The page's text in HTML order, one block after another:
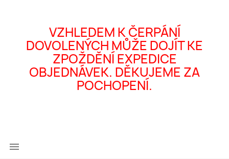
VZHLEDEM K ČERPÁNÍ
DOVOLENÝCH MŮŽE DOJÍT KE
ZPOŽDĚNÍ EXPEDICE
OBJEDNÁVEK. DĚKUJEME ZA
POCHOPENÍ.
